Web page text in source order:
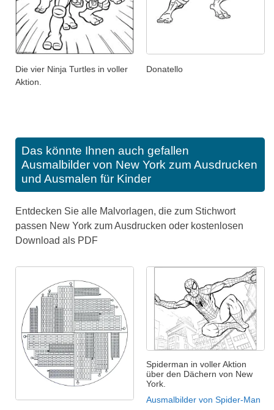
Die vier Ninja Turtles in voller
Aktion.
Donatello
Das könnte Ihnen auch gefallen
Ausmalbilder von New York zum Ausdrucken
und Ausmalen für Kinder
Entdecken Sie alle Malvorlagen, die zum Stichwort
passen New York zum Ausdrucken oder kostenlosen
Download als PDF
Spiderman in voller Aktion
über den Dächern von New
York.
Ausmalbilder von Spider-Man